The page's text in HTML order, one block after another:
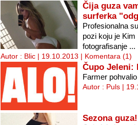
Čija guza
surferka
Profesionalna
pozi koju je Kim
fotografisanje ...
Autor : Blic | 19.10.2013 | Komentara (1)
Čupo Jeleni:
Farmer
Autor : Puls |
Sezona guza!